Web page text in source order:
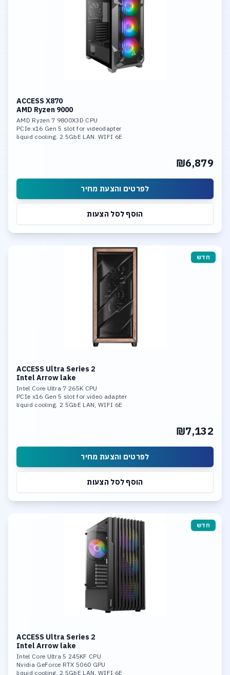
ACCESS X870
AMD Ryzen 9000
AMD Ryzen 7 9800X3D CPU
PCIe x16 Gen 5 slot for videodapter
liquid cooling. 2.5GbE LAN. WIFI 6E
₪6,879
לפרטים והצעת מחיר
הוסף לסל הצעות
חדש
ACCESS Ultra Series 2
Intel Arrow lake
Intel Core Ultra 7 265K CPU
PCIe x16 Gen 5 slot for video adapter
liquid cooling. 2.5GbE LAN, WIFI 6E
Integrated neural processing unit (NPU)
₪7,132
לפרטים והצעת מחיר
הוסף לסל הצעות
חדש
ACCESS Ultra Series 2
Intel Arrow lake
Intel Core Ultra 5 245KF CPU
Nvidia GeForce RTX 5060 GPU
liquid cooling. 2.5GbE LAN. WIFI 6E